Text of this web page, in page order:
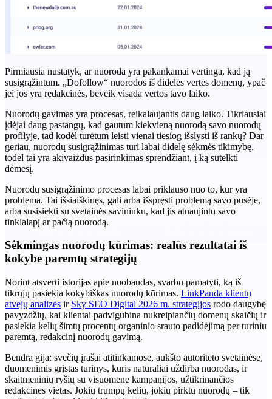
Pirmiausia nustatyk, ar nuoroda yra pakankamai vertinga, kad ją
susigrąžintum. „Dofollow“ nuorodos iš didelės vertės domenų, ypač
jei jos yra redakcinės, beveik visada vertos tavo laiko.
Nuorodų gavimas yra procesas, reikalaujantis daug laiko. Tikriausiai
įdėjai daug pastangų, kad gautum kiekvieną nuorodą savo nuorodų
profilyje, tad kodėl turėtum leisti vienai tiesiog išslysti iš rankų? Dar
geriau, nuorodų susigrąžinimas turi labai didelę sėkmės tikimybę,
todėl tai yra akivaizdus pasirinkimas sprendžiant, į ką sutelkti
dėmesį.
Nuorodų susigrąžinimo procesas labai priklauso nuo to, kur yra
problema. Tai išsiaiškinęs, gali arba išspręsti problemą savo pusėje,
arba susisiekti su svetainės savininku, kad jis atnaujintų savo
tinklalapį ar pačią nuorodą.
Sėkmingas nuorodų kūrimas: realūs rezultatai iš
kokybe paremtų strategijų
Norint atsverti istorijas apie nuobaudas, svarbu pamatyti, ką iš
tikrųjų pasiekia kokybiškas nuorodų kūrimas. LinkPanda klientų
atvejų analizės ir Sky SEO Digital 2026 m. strategijos rodo daugybę
pavyzdžių, kai klientai padvigubina nukreipiančių domenų skaičių ir
pasiekia kelių šimtų procentų organinio srauto padidėjimą per turiniu
paremtą, redakcinį nuorodų gavimą.
Bendra gija: svečių įrašai atitinkamose, aukšto autoriteto svetainėse,
duomenimis grįstas turinys, kuris natūraliai uždirba nuorodas, ir
skaitmeninių ryšių su visuomene kampanijos, užtikrinančios
redakcines vietas. Jokių trumpų kelių, jokių pirktų nuorodų – tik